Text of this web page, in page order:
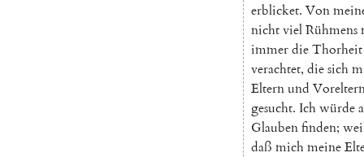
erblicket. Von
nichtvielRühmens
immerdieThorheit
verachtet, diesich
Elternund
gesucht. Ichwürde
Glaubenfinden;
daß michmeine